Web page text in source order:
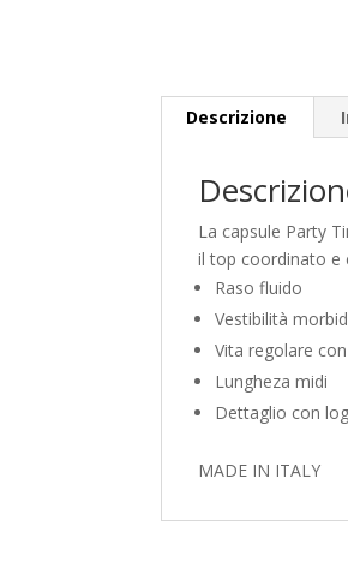
Descrizione
La capsule Party
il top coordinato e
Raso fluido
Vestibilità
Vita regolare
Lungheza midi
Dettaglio con
MADE IN ITALY